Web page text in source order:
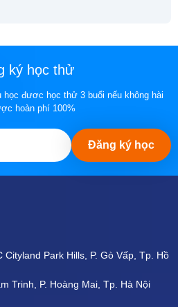
ký học thử
đươc học thử 3 buổi nếu không hài
hoàn phí 100%
Đăng ký học
Park Hills, P. Gò Vấp, Tp. Hồ
Trinh, P. Hoàng Mai, Tp. Hà Nội